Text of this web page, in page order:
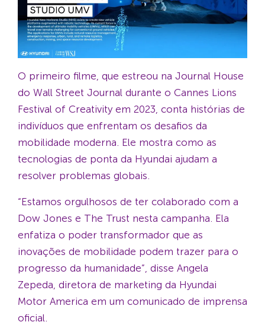
O primeiro filme, que estreou na Journal House
do Wall Street Journal durante o Cannes Lions
Festival of Creativity em 2023, conta histórias de
indivíduos que enfrentam os desafios da
mobilidade moderna. Ele mostra como as
tecnologias de ponta da Hyundai ajudam a
resolver problemas globais.
“Estamos orgulhosos de ter colaborado com a
Dow Jones e The Trust nesta campanha. Ela
enfatiza o poder transformador que as
inovações de mobilidade podem trazer para o
progresso da humanidade”, disse Angela
Zepeda, diretora de marketing da Hyundai
Motor America em um comunicado de imprensa
oficial.